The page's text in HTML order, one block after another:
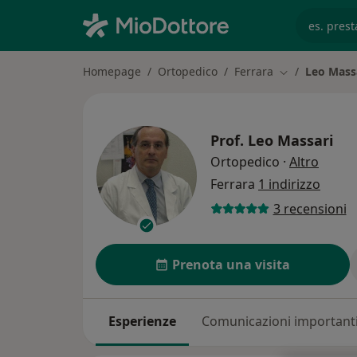
Homepage Ortopedico Ferrara Cambia città
Leo
Prof. Leo Massari
Ortopedico · Altro
Ferrara 1 indirizzo
3 recensioni
Prenota una visita
Esperienze Comunicazioni importanti